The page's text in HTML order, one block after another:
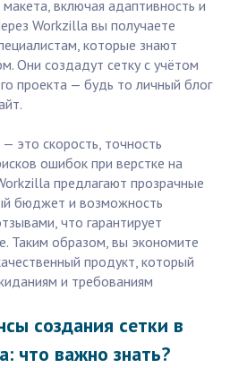
включая адаптивность и
Workzilla вы получаете
которые знают
Они создадут сетку с учётом
проекта — будь то личный блог
это скорость, точность
ошибок при верстке на
предлагают прозрачные
бюджет и возможность
что гарантирует
Таким образом, вы экономите
продукт, который
и требованиям
создания сетки в
что важно знать?